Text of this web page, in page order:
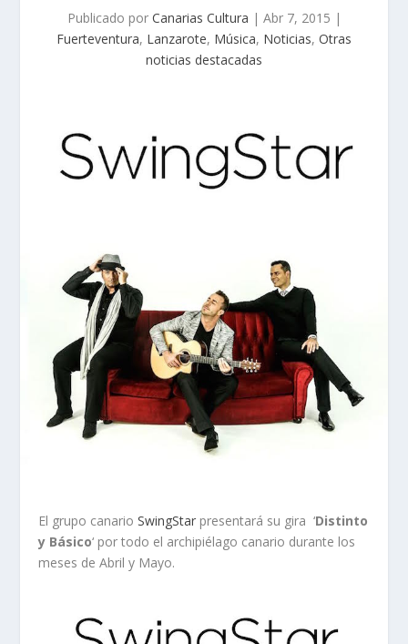
Publicado por Canarias Cultura | Abr 7, 2015 |
Fuerteventura, Lanzarote, Música, Noticias, Otras
noticias destacadas
El grupo canarioSwingStar presentará su gira ‘Distinto
y Básico‘ por todo el archipiélago canario durante los
meses de Abril y Mayo.